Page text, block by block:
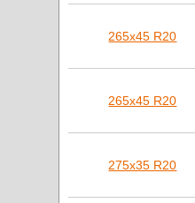
265х45 R20
265х45 R20
275х35 R20